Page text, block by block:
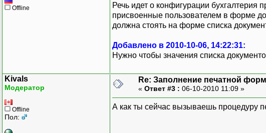
Offline
Речь идет о конфигурации бухгалтерия
присвоенные пользователем в форме
должна стоять на форме списка
Добавлено в 2010-10-06, 14:22:31:
Нужно чтобы значения списка
Kivals
Модератор
Offline
Пол:
Re: Заполнение печатной
« Ответ #3 : 06-10-2010 11:09 »
А как ты сейчас вызываешь процедуру